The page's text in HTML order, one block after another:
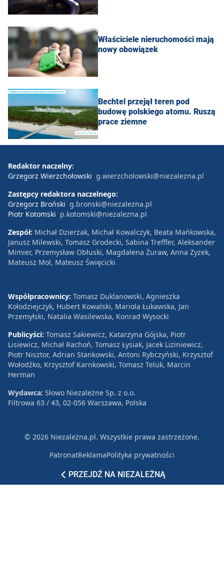
Właściciele nieruchomości mają
nowy obowiązek
Bechtel przejął teren pod
budowę polskiego atomu. Ruszą
prace ziemne
PRZEJDŹ NA NIEZALEŻNĄ
Redaktor naczelny:
Grzegorz Wierzchołowski g.wierzcholowski@niezalezna.pl
Zastępcy redaktora naczelnego:
Grzegorz Broński g.bronski@niezalezna.pl
Piotr Kotomski p.kotomski@niezalezna.pl
Zespół: Michał Dzierżak, Michał Kowalczyk, Beata Mańkowska,
Janusz Milewski, Tomasz Grodecki, Sabina Treffler, Aleksander
Mimier, Przemysław Obłuski, Magdalena Żuraw, Anna Zyzek,
Mateusz Mol, Mateusz Święcicki
Współpracownicy: Tomasz Duklanowski, Agnieszka
Kołodziejczyk, Hubert Kowalski, Mariola Łukawska, Jan
Przemyłski, Natalia Wasilewska, Konrad Wysocki
Publicyści: Tomasz Sakiewicz, Katarzyna Gójska, Piotr
Lisiewicz, Michał Rachoń, Tomasz Łysiak, Jacek Liziniewicz,
Piotr Nisztor, Adrian Stankowski, Antoni Rybczyński, Krzysztof
Wołodźko, Krzysztof Karnkowski, Tomasz Teluk, Marcin
Herman
Wydawca: Słowo Niezależne Sp. z o.o.
Filtrowa 63 / 43, 02-056 Warszawa, Polska
© 2026 Niezależna.pl. Wszystkie prawa zastrzeżone.
PatronatReklamaPolityka prywatności